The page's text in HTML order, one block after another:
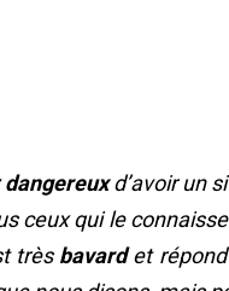
dangereuxd’avoir un
ceux qui le
très bavardet répond